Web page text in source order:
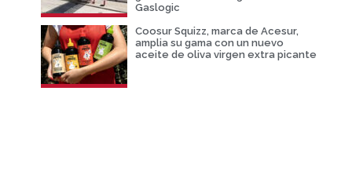
Gaslogic
Coosur Squizz, marca de Acesur,
amplia su gama con un nuevo
aceite de oliva virgen extra picante